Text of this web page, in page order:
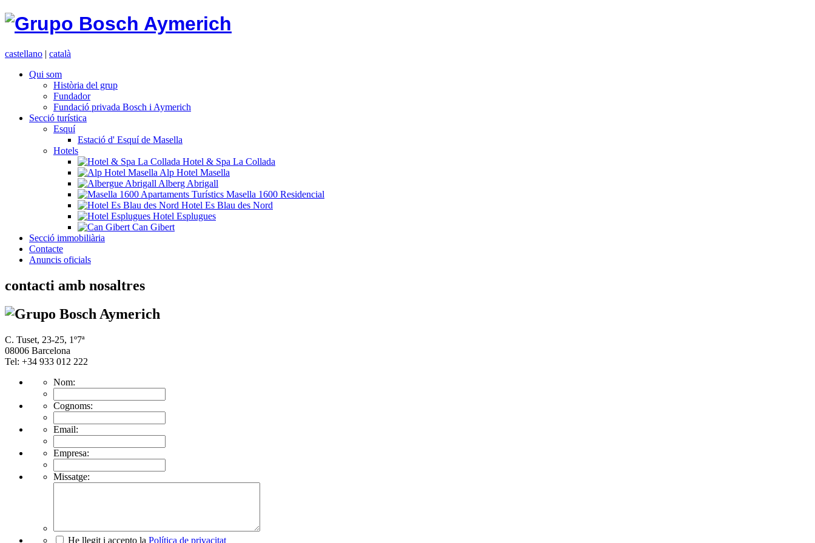
castellano | català
Qui som
Història del grup
Fundador
Fundació privada Bosch i Aymerich
Secció turística
Esquí
Estació d' Esquí de Masella
Hotels
Hotel & Spa La Collada
Alp Hotel Masella
Alberg Abrigall
Apartaments Turístics Masella 1600 Residencial
Hotel Es Blau des Nord
Hotel Esplugues
Can Gibert
Secció immobiliària
Contacte
Anuncis oficials
contacti amb nosaltres
C. Tuset, 23-25, 1º7ª
08006 Barcelona
Tel: +34 933 012 222
Nom:
Cognoms:
Email:
Empresa:
Missatge:
He llegit i accepto la Política de privacitat